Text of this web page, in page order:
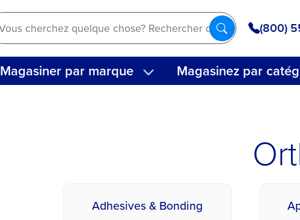
(800)
Magasiner par marque Magasinez par
Adhesives & Bonding